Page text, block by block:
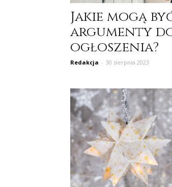
Jakie mogą
argumenty
ogłoszenia?
Redakcja - 30 sierpnia 2023